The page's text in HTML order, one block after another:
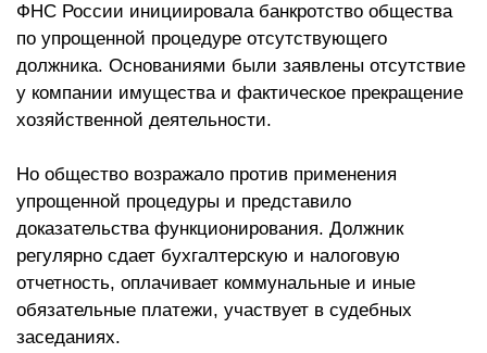
ФНС России инициировала банкротство общества
по упрощенной процедуре отсутствующего
должника. Основаниями были заявлены отсутствие
у компании имущества и фактическое прекращение
хозяйственной деятельности.
Но общество возражало против применения
упрощенной процедуры и представило
доказательства функционирования. Должник
регулярно сдает бухгалтерскую и налоговую
отчетность, оплачивает коммунальные и иные
обязательные платежи, участвует в судебных
заседаниях.